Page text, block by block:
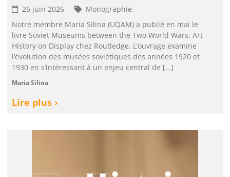
26 juin 2026
Monographie
Notre membre Maria Silina (UQAM) a publié en mai le
livre Soviet Museums between the Two World Wars: Art
History on Display chez Routledge. L’ouvrage examine
l’évolution des musées soviétiques des années 1920 et
1930 en s’intéressant à un enjeu central de […]
Maria Silina
Lire plus ›